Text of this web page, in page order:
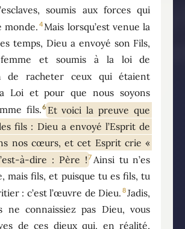
soumis aux forces qui
monde. 4Mais lorsqu’est venue la
temps, Dieu a envoyé son Fils,
femme et soumis à la loi de
de racheter ceux qui étaient
Loi et pour que nous soyons
fils.6 Et voici la preuve que
fils : Dieu a envoyé l’Esprit de
nos cœurs, et cet Esprit crie «
à-dire : Père !7 Ainsi tu n’es
mais fils, et puisque tu es fils, tu
: c’est l’œuvre de Dieu. 8Jadis,
ne connaissiez pas Dieu, vous
de ces dieux qui, en réalité,